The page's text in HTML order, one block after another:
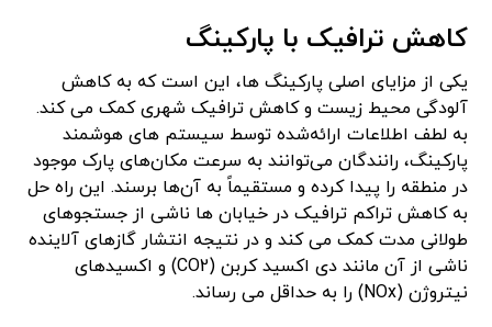
کاهش ترافیک با پارکینگ
یکی از مزایای اصلی پارکینگ ها، این است که به کاهش
آلودگی محیط زیست و کاهش ترافیک شهری کمک می کند.
به لطف اطلاعات ارائه‌شده توسط سیستم های هوشمند
پارکینگ، رانندگان می‌توانند به سرعت مکان‌های پارک موجود
در منطقه را پیدا کرده و مستقیماً به آن‌ها برسند. این راه حل
به کاهش تراکم ترافیک در خیابان ها ناشی از جستجوهای
طولانی مدت کمک می کند و در نتیجه انتشار گازهای آلاینده
ناشی از آن مانند دی اکسید کربن (CO2) و اکسیدهای
نیتروژن (NOx) را به حداقل می رساند.